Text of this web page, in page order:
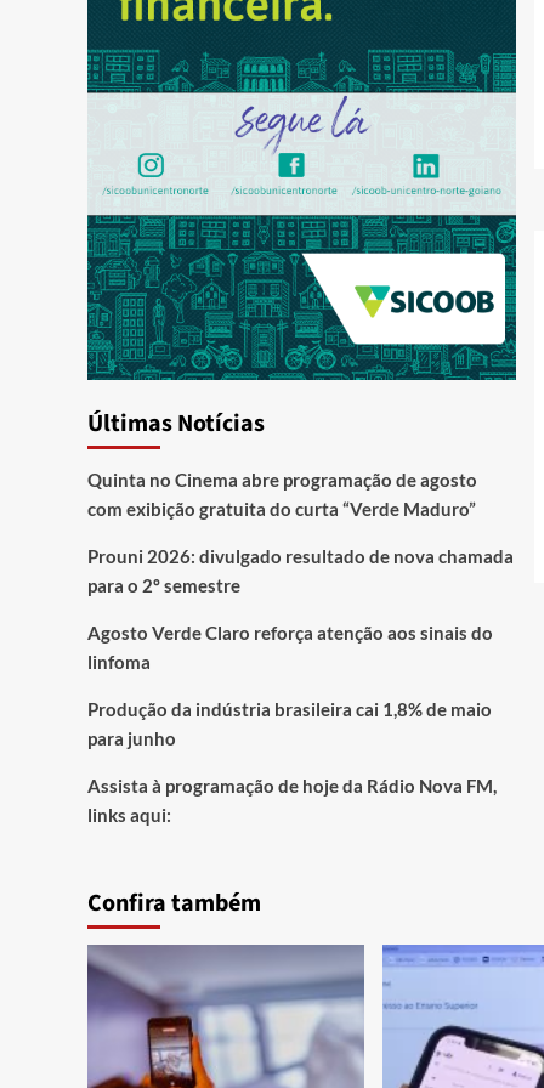
Últimas Notícias
Quinta no Cinema abre programação de agosto
com exibição gratuita do curta “Verde Maduro”
Prouni 2026: divulgado resultado de nova chamada
para o 2º semestre
Agosto Verde Claro reforça atenção aos sinais do
linfoma
Produção da indústria brasileira cai 1,8% de maio
para junho
Assista à programação de hoje da Rádio Nova FM,
links aqui:
Confira também